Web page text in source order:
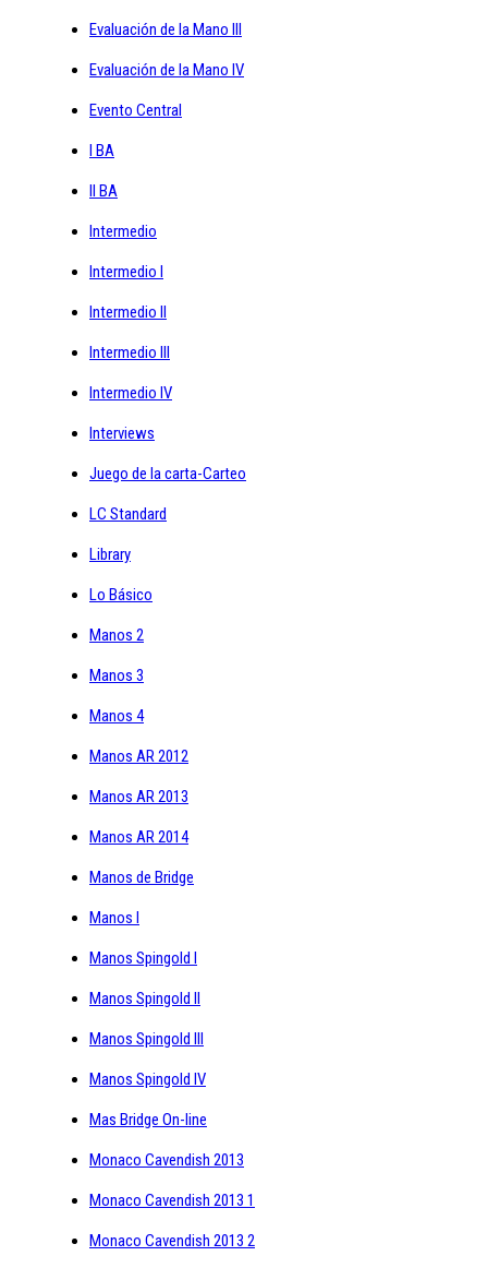
Evaluación de la Mano III
Evaluación de la Mano IV
Evento Central
I BA
II BA
Intermedio
Intermedio I
Intermedio II
Intermedio III
Intermedio IV
Interviews
Juego de la carta-Carteo
LC Standard
Library
Lo Básico
Manos 2
Manos 3
Manos 4
Manos AR 2012
Manos AR 2013
Manos AR 2014
Manos de Bridge
Manos I
Manos Spingold I
Manos Spingold II
Manos Spingold III
Manos Spingold IV
Mas Bridge On-line
Monaco Cavendish 2013
Monaco Cavendish 2013 1
Monaco Cavendish 2013 2